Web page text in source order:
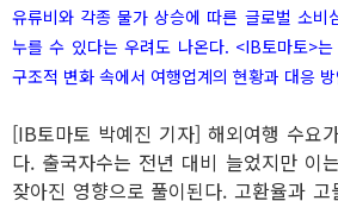
유류비와 각종 물가 상승에 따른 글로벌 소비
누를 수 있다는 우려도 나온다. <IB토마토>
구조적 변화 속에서 여행업계의 현황과 대응
[IB토마토 박예진 기자] 해외여행 수요
다. 출국자수는 전년 대비 늘었지만 이
잦아진 영향으로 풀이된다. 고환율과